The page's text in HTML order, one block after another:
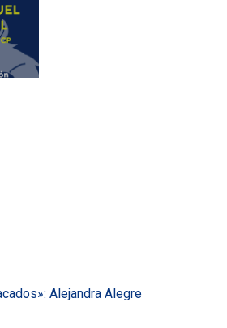
Alejandra Alegre